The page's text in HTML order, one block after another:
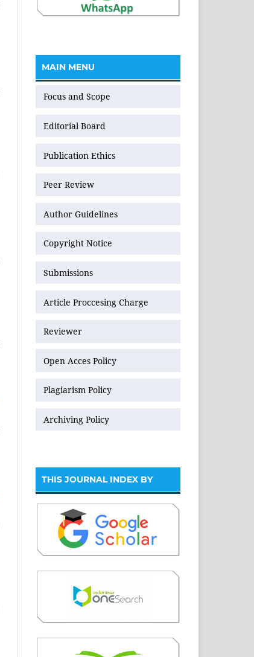
MAIN MENU
Focus and Scope
Editorial Board
Publication Ethics
Peer Review
Author Guidelines
Copyright Notice
Submissions
Article Proccesing Charge
Reviewer
Open Acces Policy
Plagiarism Policy
Archiving Policy
THIS JOURNAL INDEX BY